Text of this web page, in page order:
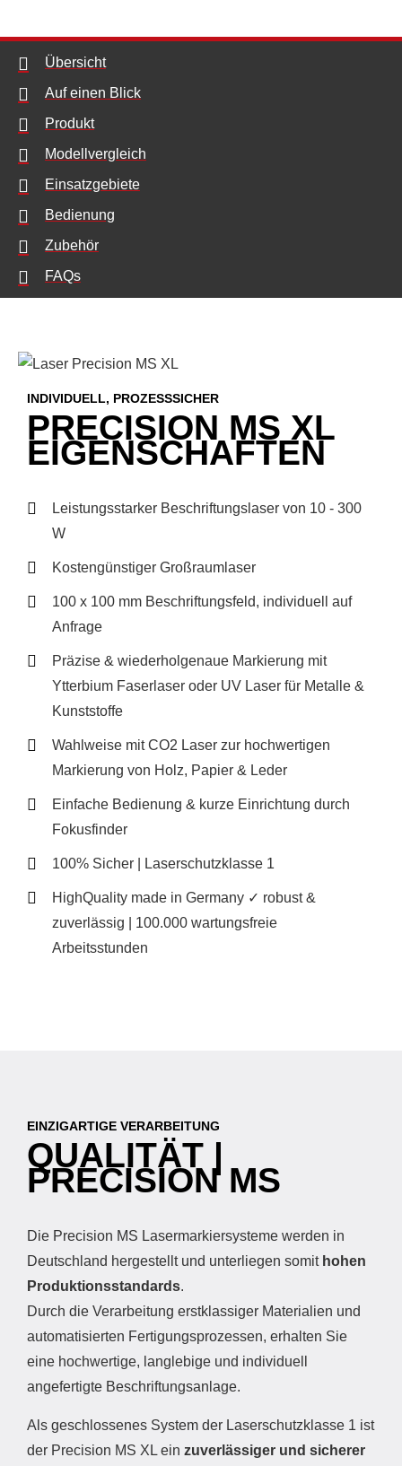
Übersicht
Auf einen Blick
Produkt
Modellvergleich
Einsatzgebiete
Bedienung
Zubehör
FAQs
INDIVIDUELL, PROZESSSICHER
PRECISION MS XL
EIGENSCHAFTEN
Leistungsstarker Beschriftungslaser von 10 - 300
W
Kostengünstiger Großraumlaser
100 x 100 mm Beschriftungsfeld, individuell auf
Anfrage
Präzise & wiederholgenaue Markierung mit
Ytterbium Faserlaser oder UV Laser für Metalle &
Kunststoffe
Wahlweise mit CO2 Laser zur hochwertigen
Markierung von Holz, Papier & Leder
Einfache Bedienung & kurze Einrichtung durch
Fokusfinder
100% Sicher | Laserschutzklasse 1
HighQuality made in Germany ✓ robust &
zuverlässig | 100.000 wartungsfreie
Arbeitsstunden
EINZIGARTIGE VERARBEITUNG
QUALITÄT |
PRECISION MS
Die Precision MS Lasermarkiersysteme werden in
Deutschland hergestellt und unterliegen somit hohen
Produktionsstandards.
Durch die Verarbeitung erstklassiger Materialien und
automatisierten Fertigungsprozessen, erhalten Sie
eine hochwertige, langlebige und individuell
angefertigte Beschriftungsanlage.
Als geschlossenes System der Laserschutzklasse 1 ist
der Precision MS XL ein zuverlässiger und sicherer